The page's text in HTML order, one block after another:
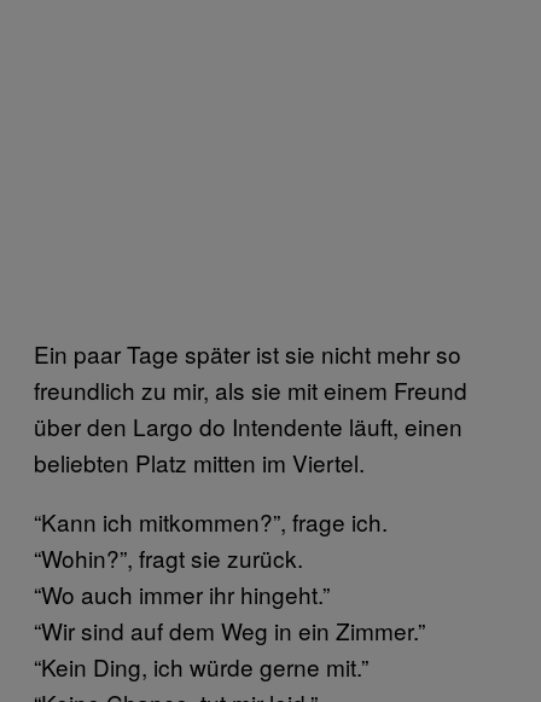
Ein paar Tage später ist sie nicht mehr so
freundlich zu mir, als sie mit einem Freund
über den Largo do Intendente läuft, einen
beliebten Platz mitten im Viertel.
“Kann ich mitkommen?”, frage ich.
“Wohin?”, fragt sie zurück.
“Wo auch immer ihr hingeht.”
“Wir sind auf dem Weg in ein Zimmer.”
“Kein Ding, ich würde gerne mit.”